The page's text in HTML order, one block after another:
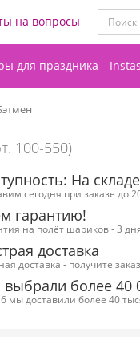
на вопросы
для праздника
100-550)
На складе
сегодня при заказе до
гарантию!
на полёт шариков - 3
доставка
доставка - получите
выбрали более 40
мы доставили более 40